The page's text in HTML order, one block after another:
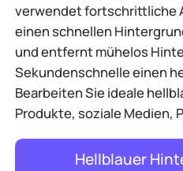
Bildoptimierer auf Shopify
Bildaufheller
JPG zu PDF Online
PDF zu JPG
WORD zu JPG
verwendet fortschrittliche
einen schnellen
und entfernt mühelos
Sekundenschnelle einen
Bearbeiten Sie ideale
Produkte, soziale Medien,
Hellblauer